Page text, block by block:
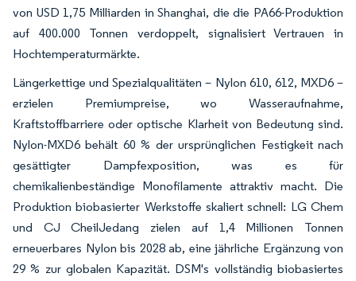
von USD 1,75 Milliarden in Shanghai, die die PA66-Produktion
auf 400.000 Tonnen verdoppelt, signalisiert Vertrauen in
Hochtemperaturmärkte.
Längerkettige und Spezialqualitäten – Nylon 610, 612, MXD6 –
erzielen Premiumpreise, wo Wasseraufnahme,
Kraftstoffbarriere oder optische Klarheit von Bedeutung sind.
Nylon-MXD6 behält 60 % der ursprünglichen Festigkeit nach
gesättigter Dampfexposition, was es für
chemikalienbeständige Monofilamente attraktiv macht. Die
Produktion biobasierter Werkstoffe skaliert schnell: LG Chem
und CJ CheilJedang zielen auf 1,4 Millionen Tonnen
erneuerbares Nylon bis 2028 ab, eine jährliche Ergänzung von
29 % zur globalen Kapazität. DSM's vollständig biobasiertes